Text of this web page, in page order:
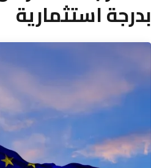
بدرجة استثمارية